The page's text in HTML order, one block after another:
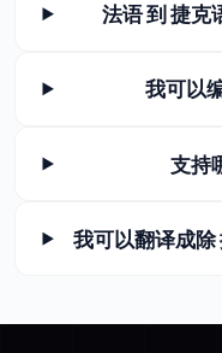
法语 到 捷克
我可以
支持
我可以翻译成除